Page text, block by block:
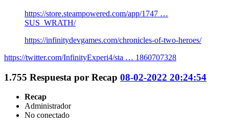
https://store.steampowered.com/app/1747 …
SUS_WRATH/
https://infinitydevgames.com/chronicles-of-two-heroes/
https://twitter.com/InfinityExperi4/sta … 1860707328
1.755 Respuesta por Recap 08-02-2022 20:24:54
Recap
Administrador
No conectado